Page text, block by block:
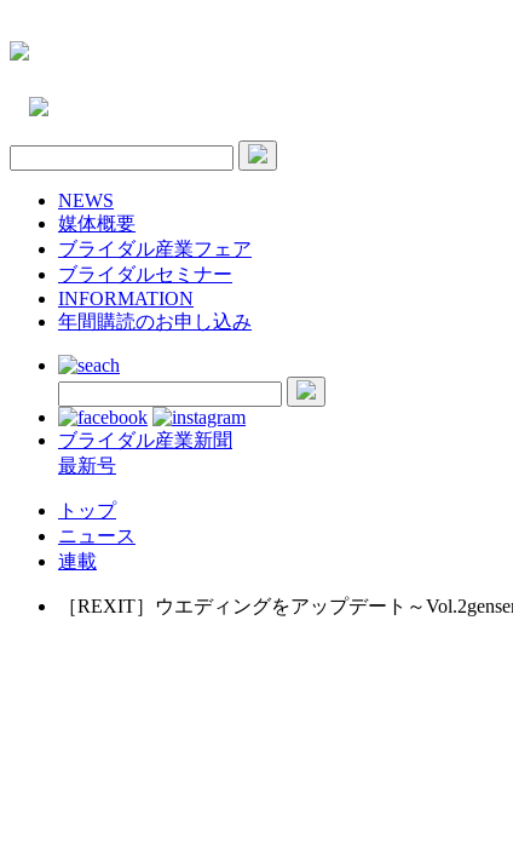
NEWS
媒体概要
ブライダル産業フェア
ブライダルセミナー
INFORMATION
年間購読のお申し込み
ブライダル産業新聞
最新号
トップ
ニュース
連載
［REXIT］ウエディングをアップデート～